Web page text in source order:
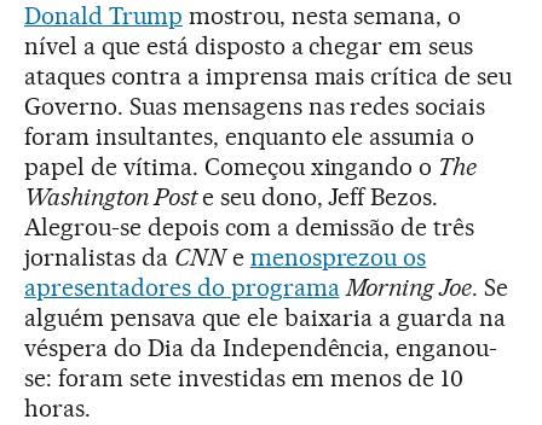
Donald Trump mostrou, nesta semana, o
nível a que está disposto a chegar em seus
ataques contra a imprensa mais crítica de seu
Governo. Suas mensagens nas redes sociais
foram insultantes, enquanto ele assumia o
papel de vítima. Começou xingando o The
Washington Poste seu dono, Jeff Bezos.
Alegrou-se depois com a demissão de três
jornalistas da CNNe menosprezou os
apresentadores do programa Morning Joe. Se
alguém pensava que ele baixaria a guarda na
véspera do Dia da Independência, enganou-
se: foram sete investidas em menos de 10
horas.